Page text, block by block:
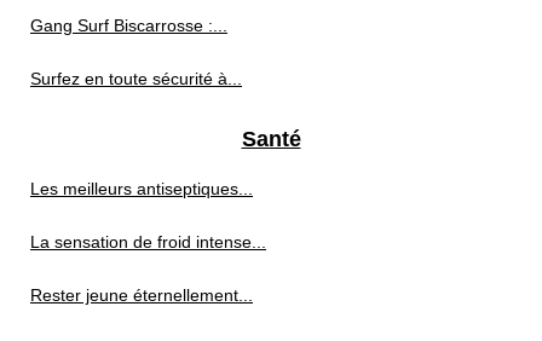
Gang Surf Biscarrosse :...
Surfez en toute sécurité à...
Santé
Les meilleurs antiseptiques...
La sensation de froid intense...
Rester jeune éternellement...